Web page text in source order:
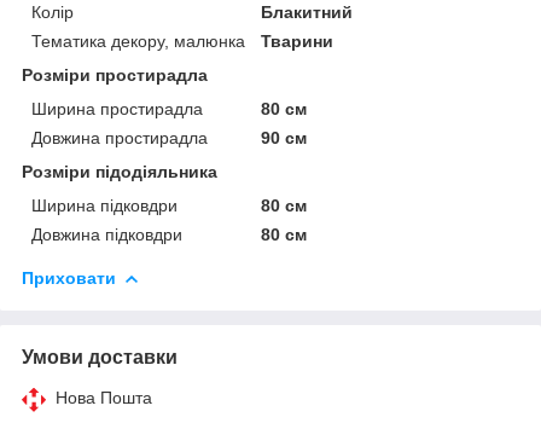
Колір
Блакитний
Тематика декору, малюнка
Тварини
Розміри простирадла
Ширина простирадла
80 см
Довжина простирадла
90 см
Розміри підодіяльника
Ширина підковдри
80 см
Довжина підковдри
80 см
Приховати
Умови доставки
Нова Пошта